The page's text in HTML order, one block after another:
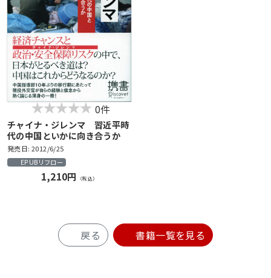
0件
チャイナ・ジレンマ 習近平時
代の中国といかに向き合うか
発売日: 2012/6/25
EPUBリフロー
1,210円 （税込）
戻る 書籍一覧を見る